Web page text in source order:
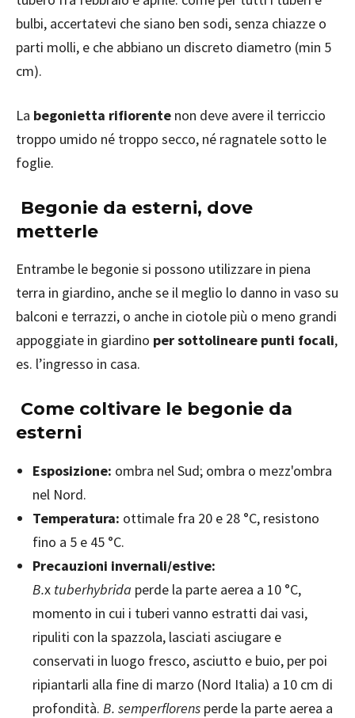
bulbi, accertatevi che siano ben sodi, senza chiazze o
parti molli, e che abbiano un discreto diametro (min 5
cm).
La begonietta rifiorente non deve avere il terriccio
troppo umido né troppo secco, né ragnatele sotto le
foglie.
Begonie da esterni, dove
metterle
Entrambe le begonie si possono utilizzare in piena
terra in giardino, anche se il meglio lo danno in vaso su
balconi e terrazzi, o anche in ciotole più o meno grandi
appoggiate in giardino per sottolineare punti focali,
es. l’ingresso in casa.
Come coltivare le begonie da
esterni
Esposizione: ombra nel Sud; ombra o mezz'ombra
nel Nord.
Temperatura: ottimale fra 20 e 28 °C, resistono
fino a 5 e 45 °C.
Precauzioni invernali/estive:
B.x tuberhybrida perde la parte aerea a 10 °C,
momento in cui i tuberi vanno estratti dai vasi,
ripuliti con la spazzola, lasciati asciugare e
conservati in luogo fresco, asciutto e buio, per poi
ripiantarli alla fine di marzo (Nord Italia) a 10 cm di
profondità. B. semperflorens perde la parte aerea a